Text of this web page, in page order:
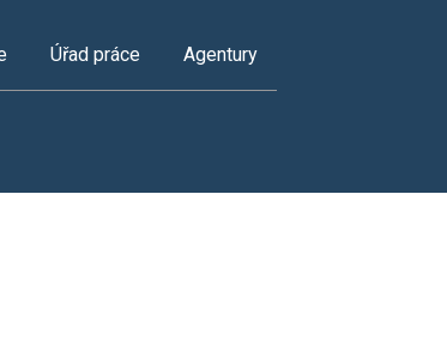
Úřad práce Agentury